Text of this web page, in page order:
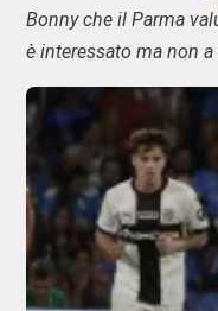
Bonny che il Parma
è interessato ma non